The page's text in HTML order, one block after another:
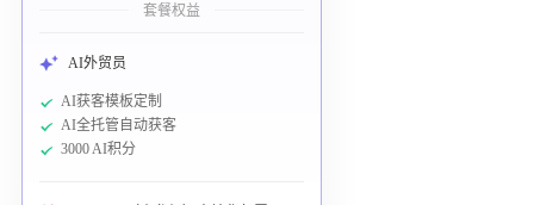
套餐权益
AI外贸员
AI获客模板定制
AI全托管自动获客
3000 AI积分